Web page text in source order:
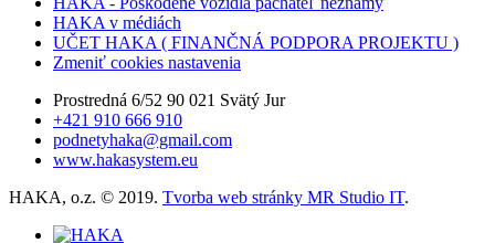
HAKA v médiách
UČET HAKA ( FINANČNÁ PODPORA PROJEKTU )
Zmeniť cookies nastavenia
Prostredná 6/52 90 021 Svätý Jur
+421 910 666 910
podnetyhaka@gmail.com
www.hakasystem.eu
HAKA, o.z. © 2019. Tvorba web stránky MR Studio IT.